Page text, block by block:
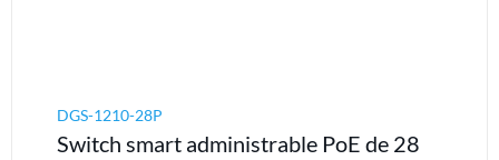
DGS-1210-28P
Switch smart administrable PoE de 28